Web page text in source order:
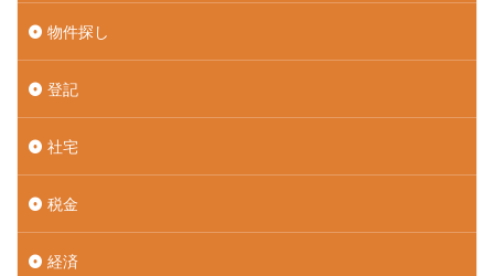
物件探し
登記
社宅
税金
経済